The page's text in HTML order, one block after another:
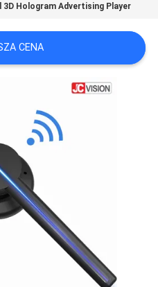
Hologram Advertising Player
CENA